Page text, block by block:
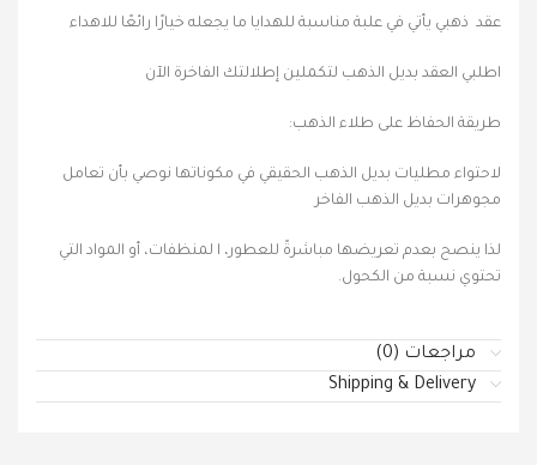
عقد ذهبي يأتي في علبة مناسبة للهدايا ما يجعله خيارًا رائعًا للاهداء
اطلبي العقد بديل الذهب لتكملين إطلالتك الفاخرة الآن
طريقة الحفاظ على طلاء الذهب:
لاحتواء مطليات بديل الذهب الحقيقي في مكوناتها نوصي بأن تعامل
مجوهرات بديل الذهب الفاخر
لذا ينصح بعدم تعريضها مباشرةً للعطور، ا لمنظفات، أو المواد التي
تحتوي نسبة من الكحول.
مراجعات (0)
Shipping & Delivery